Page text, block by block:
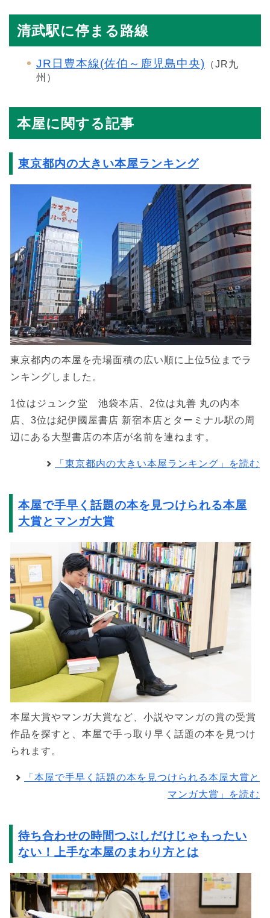
清武駅に停まる路線
JR日豊本線(佐伯～鹿児島中央) （JR九
州）
本屋に関する記事
東京都内の大きい本屋ランキング
東京都内の本屋を売場面積の広い順に上位5位までラ
ンキングしました。
1位はジュンク堂 池袋本店、2位は丸善 丸の内本
店、3位は紀伊國屋書店 新宿本店とターミナル駅の周
辺にある大型書店の本店が名前を連ねます。
「東京都内の大きい本屋ランキング」を読む
本屋で手早く話題の本を見つけられる本屋
大賞とマンガ大賞
本屋大賞やマンガ大賞など、小説やマンガの賞の受賞
作品を探すと、本屋で手っ取り早く話題の本を見つけ
られます。
「本屋で手早く話題の本を見つけられる本屋大賞と
マンガ大賞」を読む
待ち合わせの時間つぶしだけじゃもったい
ない！上手な本屋のまわり方とは